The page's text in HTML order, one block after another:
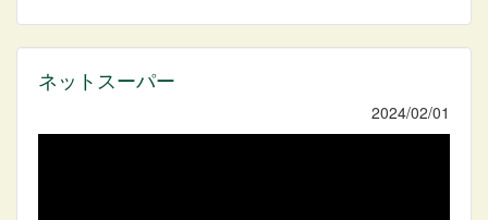
ネットスーパー
2024/02/01